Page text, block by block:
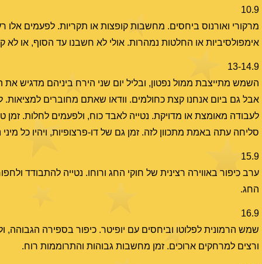
10.9
מרקורי ואורנוס ביחסים. מחשבות קופצות או תקריות. לפעמים אלו
אימפולסיביות או החלטות נמהרות. אולי לא חשבנו עד הסוף, או לא
13-14.9
השמש מתייצבת ממול נפטון, ובליל יום שני הירח ביניהם מדגיש את
אבל גם ביום אנחנו קצת כחולמים. וודאו שאתם מחוברים
לעבודה מאומצת או מדויקת. נטייה לאבד כוח, ולפעמים לחלות.
סליחה עתה באמת מתכוון לזה. זמן גם של דו-פרצופיות, ויהיו כל
15.9
ערב כיפור באווירה רצינית של חוקי החג ורוחו. נטייה להתבודד
החג.
16.9
שמש הרמונית לפלוטו וביחסים עם יופיטר. כיפור בספירה הגבוהה,
ורצים למרחקים ארוכים. זמן מחשבות גבוהות והתרוממות רוח.